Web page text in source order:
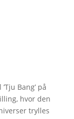
Bang’ på
hvor den
trylles